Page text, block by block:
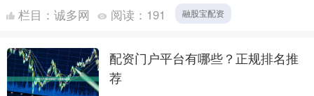
时，往往被各种广告中的“低至日息万二”、“月息1%”等宣
传....
栏目： 诚多网 阅读： 191 融股宝配资
配资门户平台有哪些？正规排名推
荐